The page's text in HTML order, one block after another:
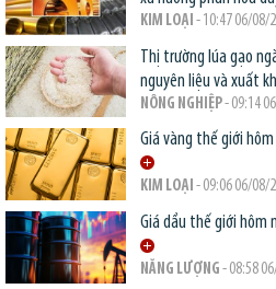
KIM LOẠI - 10:47 06/08/
Thị trường lúa gạo
nguyên liệu và xuất
NÔNG NGHIỆP- 09:14
Giá vàng thế giới
KIM LOẠI - 09:06 06/08/
Giá dầu thế giới hôm
NĂNG LƯỢNG - 08:58